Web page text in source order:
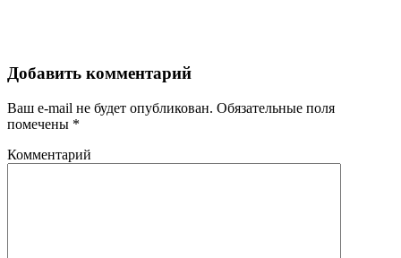
Добавить комментарий
Ваш e-mail не будет опубликован. Обязательные поля
помечены *
Комментарий